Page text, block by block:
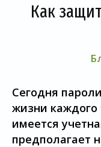
Как
Сегодня
жизни каждого
имеется
предполагает